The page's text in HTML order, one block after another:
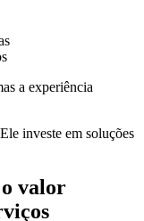
a experiência
investe em soluções
valor